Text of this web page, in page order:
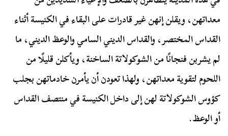
معداتهن، ويقلن إنهن غير قادرات على البقاء في الكنيسة أثناء
القداس المختصر، والقداس الديني السامي والوعظ الديني، ما
لم يشربن فنجانًا من الشوكولاتة الساخنة، ويأكلن قليلًا من
اللحوم لتقوية معداتهن، ولهذا تعودن أن يأمرن خادماتهن بجلب
كؤوس الشوكولاتة لهن إلى داخل الكنيسة في منتصف القداس
أو الوعظ.